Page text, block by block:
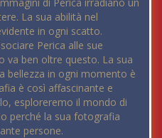
La sua abilità nel
in ogni scatto.
Perica alle sue
va ben oltre questo. La sua
bellezza in ogni momento è
è così affascinante e
esploreremo il mondo di
perché la sua fotografia
persone.